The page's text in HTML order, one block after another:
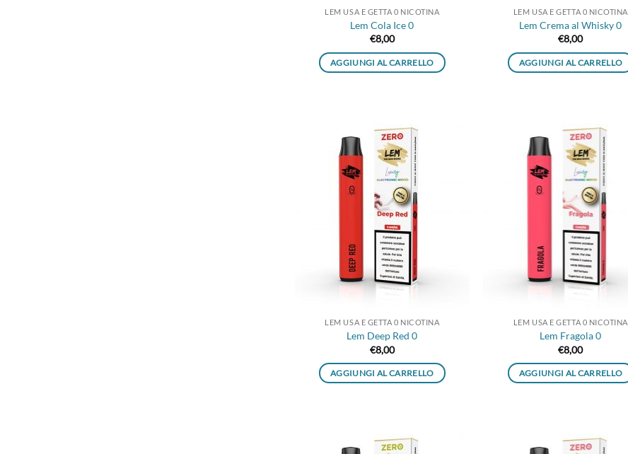
LEM USA E GETTA 0 NICOTINA
Lem Cola Ice 0
€8,00
AGGIUNGI AL CARRELLO
LEM USA E GETTA 0 NICOTINA
Lem Crema al Whisky 0
€8,00
AGGIUNGI AL CARRELLO
LEM USA E GETTA 0 NICOTINA
Lem Deep Red 0
€8,00
AGGIUNGI AL CARRELLO
LEM USA E GETTA 0 NICOTINA
Lem Fragola 0
€8,00
AGGIUNGI AL CARRELLO